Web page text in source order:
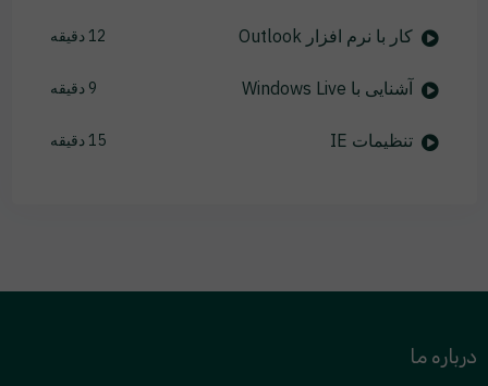
کار با نرم افزار Outlook 12 دقیقه
آشنایی با Windows Live 9 دقیقه
تنظیمات IE 15 دقیقه
درباره ما